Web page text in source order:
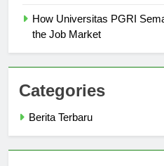
How Universitas PGRI
Categories